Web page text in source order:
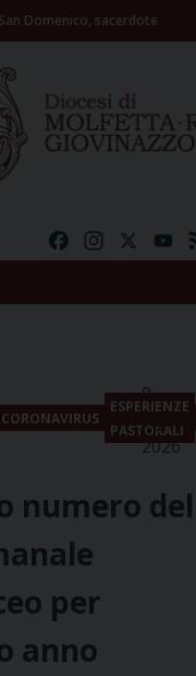
San Domenico, sacerdote
FacebookInstagram
CORONAVIRUS
ESPERIENZE
PASTORALI
8
Agosto
2026
numero del
per
anno